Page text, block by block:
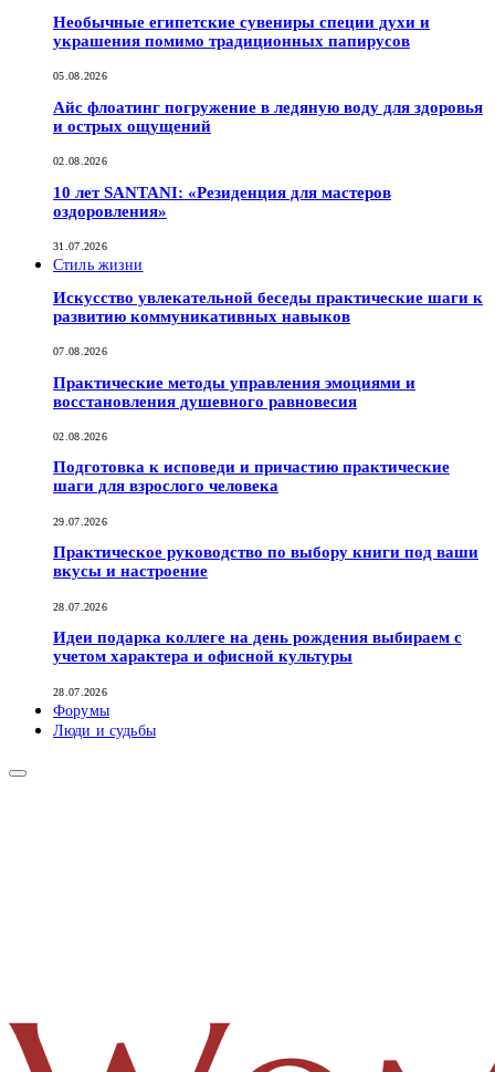
Необычные египетские сувениры специи духи и
украшения помимо традиционных папирусов
05.08.2026
Айс флоатинг погружение в ледяную воду для здоровья
и острых ощущений
02.08.2026
10 лет SANTANI: «Резиденция для мастеров
оздоровления»
31.07.2026
Стиль жизни
Искусство увлекательной беседы практические шаги к
развитию коммуникативных навыков
07.08.2026
Практические методы управления эмоциями и
восстановления душевного равновесия
02.08.2026
Подготовка к исповеди и причастию практические
шаги для взрослого человека
29.07.2026
Практическое руководство по выбору книги под ваши
вкусы и настроение
28.07.2026
Идеи подарка коллеге на день рождения выбираем с
учетом характера и офисной культуры
28.07.2026
Форумы
Люди и судьбы